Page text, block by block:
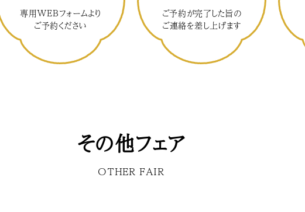
専用WEBフォームより
ご予約ください
ご予約が完了した旨の
ご連絡を差し上げます
その他フェア
OTHER FAIR